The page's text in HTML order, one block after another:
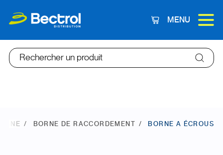
Panier
MENU
Rechercher un produit
BORNE DE RACCORDEMENT BORNE A ÉCROUS